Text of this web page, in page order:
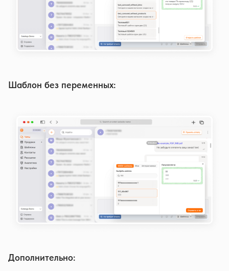
Шаблон без переменных:
Дополнительно: